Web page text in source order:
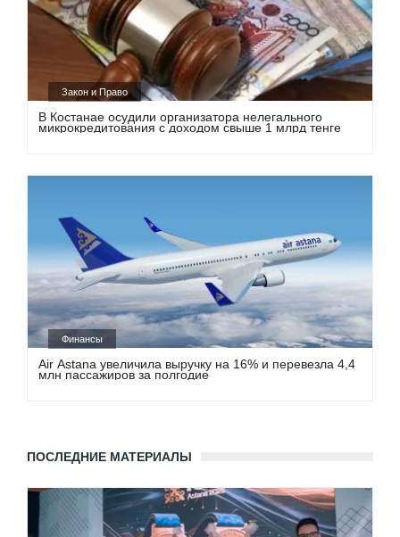
Закон и Право
В Костанае осудили организатора нелегального
микрокредитования с доходом свыше 1 млрд тенге
Финансы
Air Astana увеличила выручку на 16% и перевезла 4,4
млн пассажиров за полгодие
ПОСЛЕДНИЕ МАТЕРИАЛЫ